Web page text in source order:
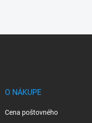
O NÁKUPE
Cena poštovného